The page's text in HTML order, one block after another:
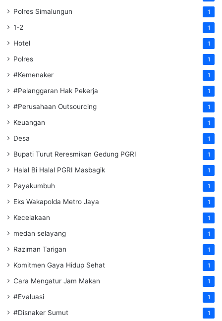
Polres Simalungun 1
1-2 1
Hotel 1
Polres 1
#Kemenaker 1
#Pelanggaran Hak Pekerja 1
#Perusahaan Outsourcing 1
Keuangan 1
Desa 1
Bupati Turut Reresmikan Gedung PGRI 1
Halal Bi Halal PGRI Masbagik 1
Payakumbuh 1
Eks Wakapolda Metro Jaya 1
Kecelakaan 1
medan selayang 1
Raziman Tarigan 1
Komitmen Gaya Hidup Sehat 1
Cara Mengatur Jam Makan 1
#Evaluasi 1
#Disnaker Sumut 1